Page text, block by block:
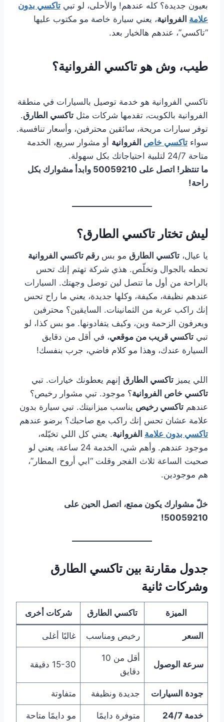
بعيون جديدة؟ كله عندهم! والأحلى، لو تبي تاكسي بدون
علامة الفروانية، يعني سيارة خاصة مو مكتوب عليها
“تاكسي”، عندهم هالخيار بعد.
طيب، وش هو تاكسي الفروانية؟
تاكسي الفروانية هو خدمة توصيل بالسيارات في منطقة
الفروانية بالكويت، تقدمها شركات مثل تاكسي الطارق.
توفر سيارات مريحة، سائقين محترفين، وأسعار تنافسية.
سواء تاكسي خاص الفروانية أو مشوار سريع، الخدمة
متاحة 24/7 لتلبية احتياجاتك بكل سهولة.
ما تنتظر! اتصل على 50059210 وابدأ مشوارك بكل
راحة!
ليش تختار تاكسي الطارق؟
يا عيال، تاكسي الطارق مو بس رقم تاكسي الفروانية
تحطه بالجوال وتخلّص. هذي شركة تهتم إنك تحس
بالراحة من أول ما تتصل لين توصل وجهتك. السيارات
عندهم نظيفة، مكيفة، وكلها جديدة، يعني ما راح تحس
إنك راكب عربة من الثمانينات. السايقين؟ محترفين
ويعرفون الزحمة وين، وكيف يتفادونها. مو بس كذا، لو
تبي تاكسي قريب من موقعي، في أقل من دقايق
السيارة عندك، وهذا مو كلام فاضي، جرب بنفسك!
اللي يميز تاكسي الطارق إنهم يعطونك خيارات. تبي
تاكسي خاص الفروانية؟ موجود. تبي مشوار رخيص؟
عندهم تاكسي رخيص يناسب ميزانيتك. تبي سيارة بدون
علامة عشان تحس إنك راكب مع صاحبك؟ برضو عندهم
تاكسي بدون علامة الفروانية. يعني كل اللي تخيّله،
موجود عندهم. وأهم شي، الخدمة 24 ساعة، يعني لو
صحيت الساعة ثلاث الفجر وقلت “ابي أروح المطار”،
هم موجودين.
خلّ مشوارك يكون ممتع، اتصل الحين على
50059210!
جدول مقارنة بين تاكسي الطارق
وشركات ثانية
الميزة تاكسي الطارق شركات أخرى
السعر رخيص ومناسب غالبًا أغلى
سرعة الوصول
أقل من 10
دقايق
15-30 دقيقة
جودة السيارات جديدة ونظيفة متفاوتة
خدمة 24/7 متوفرة دايمًا مو دايمًا متاحة